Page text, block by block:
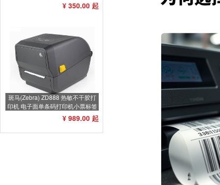
¥ 350.00 起
斑马(Zebra) ZD888 热敏不干胶打
印机 电子面单条码打印机小票标签
打印机不干胶标签机¥ 989.00 起